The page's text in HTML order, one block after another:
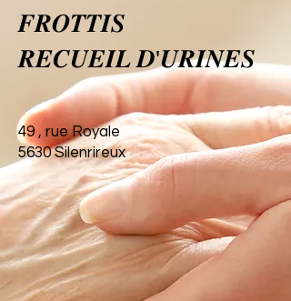
𝑭𝑹𝑶𝑻𝑻𝑰𝑺
𝑹𝑬𝑪𝑼𝑬𝑰𝑳 𝑫'𝑼𝑹𝑰𝑵𝑬𝑺
49 , rue Royale
5630 Silenrireux